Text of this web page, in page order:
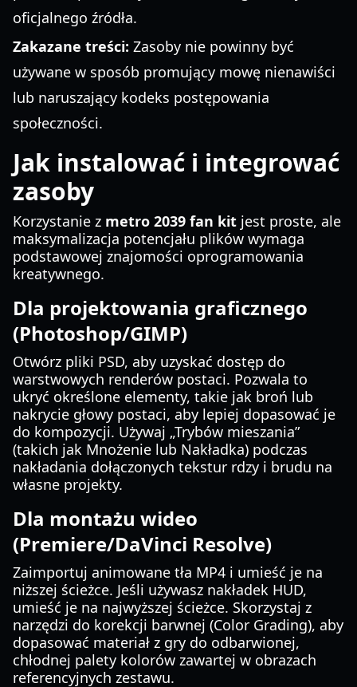
oficjalnego źródła.
Zakazane treści: Zasoby nie powinny być
używane w sposób promujący mowę nienawiści
lub naruszający kodeks postępowania
społeczności.
Jak instalować i integrować
zasoby
Korzystanie z metro 2039 fan kit jest proste, ale
maksymalizacja potencjału plików wymaga
podstawowej znajomości oprogramowania
kreatywnego.
Dla projektowania graficznego
(Photoshop/GIMP)
Otwórz pliki PSD, aby uzyskać dostęp do
warstwowych renderów postaci. Pozwala to
ukryć określone elementy, takie jak broń lub
nakrycie głowy postaci, aby lepiej dopasować je
do kompozycji. Używaj „Trybów mieszania”
(takich jak Mnożenie lub Nakładka) podczas
nakładania dołączonych tekstur rdzy i brudu na
własne projekty.
Dla montażu wideo
(Premiere/DaVinci Resolve)
Zaimportuj animowane tła MP4 i umieść je na
niższej ścieżce. Jeśli używasz nakładek HUD,
umieść je na najwyższej ścieżce. Skorzystaj z
narzędzi do korekcji barwnej (Color Grading), aby
dopasować materiał z gry do odbarwionej,
chłodnej palety kolorów zawartej w obrazach
referencyjnych zestawu.